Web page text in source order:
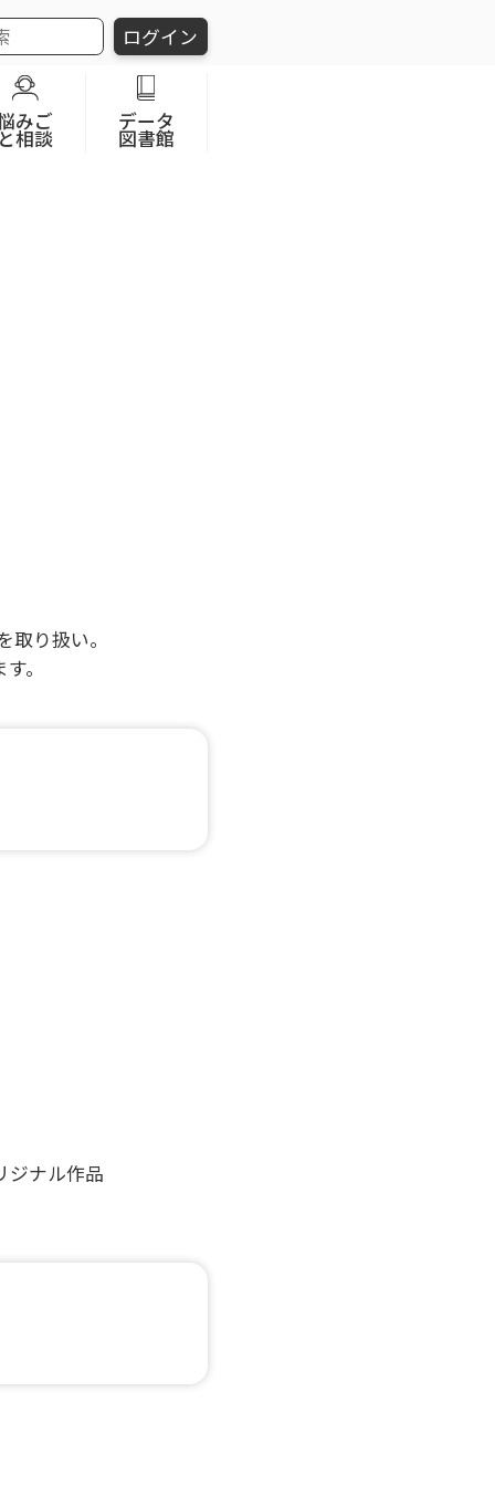
ログイン
みご
と相談
データ
図書館
り扱い。
。
ジナル作品